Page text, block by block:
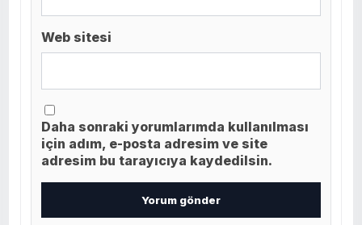
Web sitesi
Daha sonraki yorumlarımda kullanılması
için adım, e-posta adresim ve site
adresim bu tarayıcıya kaydedilsin.